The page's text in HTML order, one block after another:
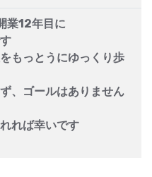
業12年目に
もっとうにゆっくり歩
、ゴールはありません
れば幸いです